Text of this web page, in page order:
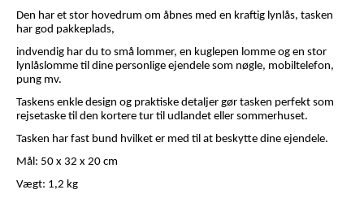
Den har et stor hovedrum om åbnes med en kraftig lynlås, tasken
har god pakkeplads,
indvendig har du to små lommer, en kuglepen lomme og en stor
lynlåslomme til dine personlige ejendele som nøgle, mobiltelefon,
pung mv.
Taskens enkle design og praktiske detaljer gør tasken perfekt som
rejsetaske til den kortere tur til udlandet eller sommerhuset.
Tasken har fast bund hvilket er med til at beskytte dine ejendele.
Mål: 50 x 32 x 20 cm
Vægt: 1,2 kg